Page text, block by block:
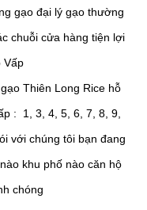
gạo đại lý gạo thường
chuỗi cửa hàng tiện lợi
Vấp
Thiên Long Rice hỗ
: 1, 3, 4, 5, 6, 7, 8, 9,
với chúng tôi bạn đang
khu phố nào căn hộ
chóng